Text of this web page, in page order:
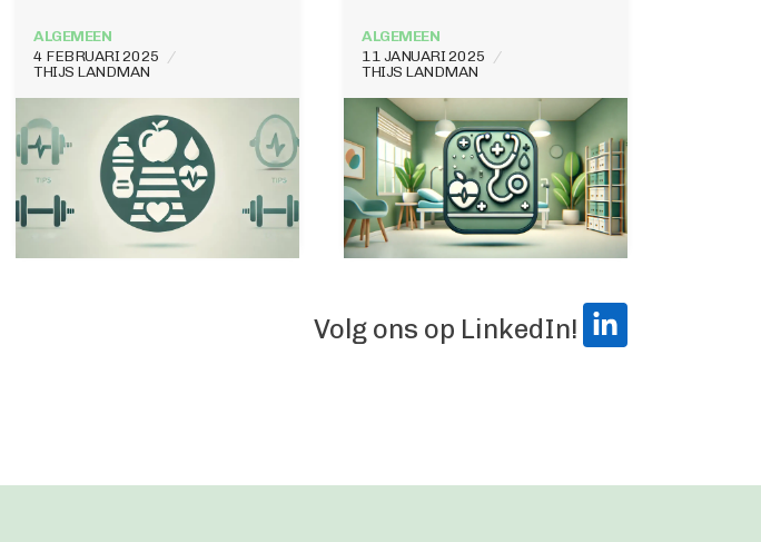
4 FEBRUARI 2025
THIJS LANDMAN
ALGEMEEN
11 JANUARI 2025
THIJS LANDMAN
ALGEMEEN
Volg ons op LinkedIn!